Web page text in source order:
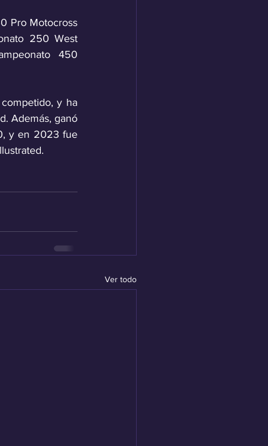
Pro Motocross
250 West
450
y ha
Además, ganó
y en 2023 fue
Ver todo